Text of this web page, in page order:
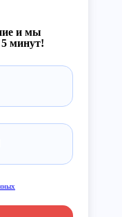
и мы
минут!